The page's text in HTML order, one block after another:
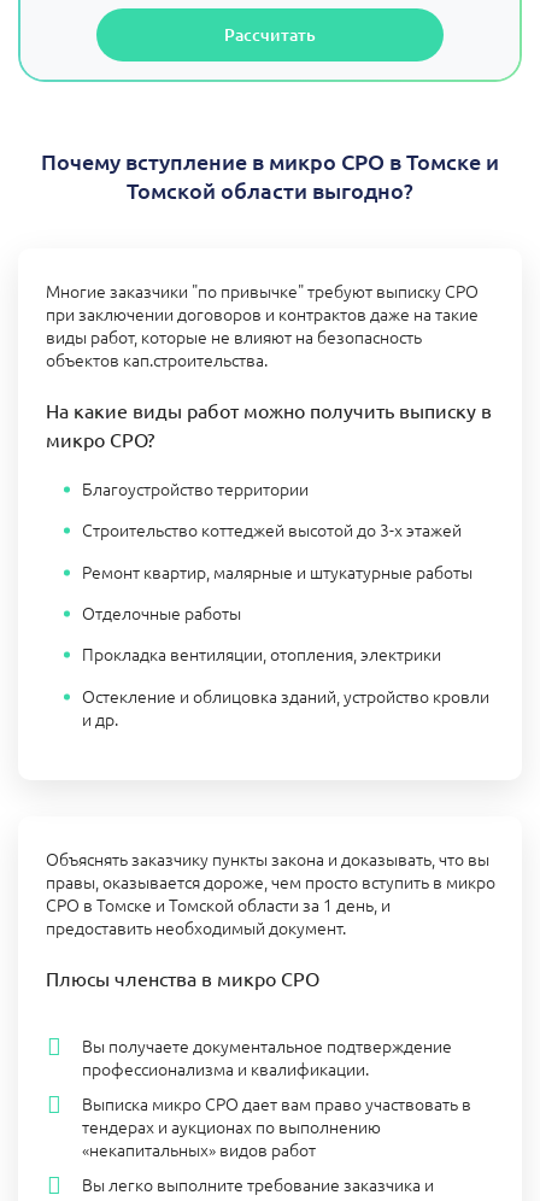
Рассчитать
Почему вступление в микро СРО в Томске и
Томской области выгодно?
Многие заказчики "по привычке" требуют выписку СРО
при заключении договоров и контрактов даже на такие
виды работ, которые не влияют на безопасность
объектов кап.строительства.
На какие виды работ можно получить выписку в
микро СРО?
Благоустройство территории
Строительство коттеджей высотой до 3-х этажей
Ремонт квартир, малярные и штукатурные работы
Отделочные работы
Прокладка вентиляции, отопления, электрики
Остекление и облицовка зданий, устройство кровли
и др.
Объяснять заказчику пункты закона и доказывать, что вы
правы, оказывается дороже, чем просто вступить в микро
СРО в Томске и Томской области за 1 день, и
предоставить необходимый документ.
Плюсы членства в микро СРО
Вы получаете документальное подтверждение
профессионализма и квалификации.
Выписка микро СРО дает вам право участвовать в
тендерах и аукционах по выполнению
«некапитальных» видов работ
Вы легко выполните требование заказчика и